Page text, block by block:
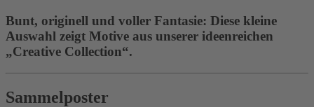
Bunt, originell und voller Fantasie: Diese kleine
Auswahl zeigt Motive aus unserer ideenreichen
„Creative Collection“.
Sammelposter